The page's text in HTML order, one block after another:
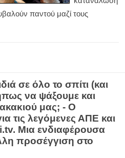
παντού μαζί τους
σε όλο το σπίτι (και
να ψάξουμε και
μας; - Ο
τις λεγόμενες ΑΠΕ και
Μια ενδιαφέρουσα
προσέγγιση στο